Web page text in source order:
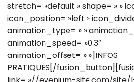
stretch= »default » shape= » »
icon_position= »left »
animation_type= » »
animation_speed= »0.3″
animation_offset= » »]INFOS
PRATIQUES[/